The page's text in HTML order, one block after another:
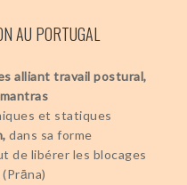
AU PORTUGAL
alliant travail postural,
et statiques
dans sa forme
de libérer les blocages